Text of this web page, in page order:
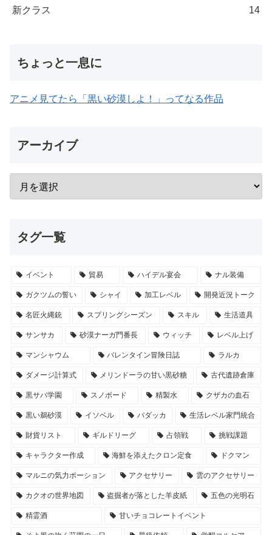
新クラス 14
ちょっと一息に
アニメ見てたら「黒い砂漠しよ！」ってなる作品
アーカイブ
タグ一覧
イベント 貿易 ハイデル宴会 ナル装備
ガクツムの誓い シャイ 加工レベル 開発近況トーク
名匠火縄銃 スプリングシーズン スキル 生活道具
サンサカ 砂漠ナーガ門番長 ウィッチ レベル上げ
マンシャウム バレンタイン冒険日誌 ラルカ
ダメージ計算式 メリンドーラの甘い黒砂糖 古代遺跡倉庫
黒サバ学園 スノボード 精製水 クザカの血石
黒い鵜砂漠 イソベル バダッカ 生活レベル家門統合
財貨リスト ギルドリーグ 占領戦 挑戦課題
キャラクター作成 海鮮を添えたクロン定食 ドクマン
マルニの気力ポーション アクセサリー 雲のアクセサリー
カクオの世界地図 盗掘者が落とした羊皮紙 五色の光明石
精霊酒 甘いチョコレートイベント